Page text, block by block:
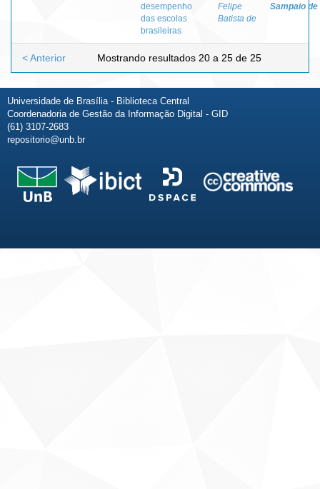
desempenho
das escolas
brasileiras
Felipe
Batista de
Sampaio de
Mostrando resultados 20 a 25 de 25
< Anterior
Universidade de Brasília - Biblioteca Central
Coordenadoria de Gestão da Informação Digital - GID
(61) 3107-2683
repositorio@unb.br